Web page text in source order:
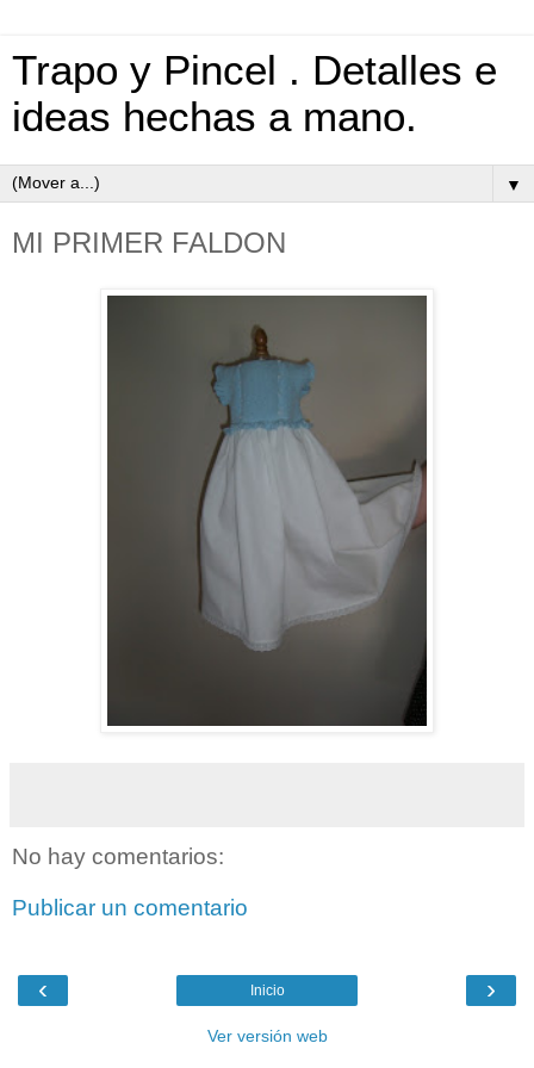
Trapo y Pincel . Detalles e
ideas hechas a mano.
▼
MI PRIMER FALDON
No hay comentarios:
Publicar un comentario
‹ ›
Inicio
Ver versión web